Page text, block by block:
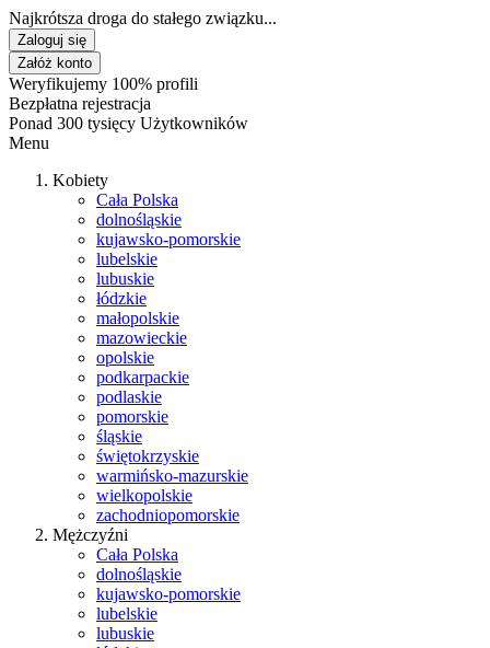
Najkrótsza droga do stałego związku...
Zaloguj się
Załóż konto
Weryfikujemy 100% profili
Bezpłatna rejestracja
Ponad 300 tysięcy Użytkowników
Menu
Kobiety
Cała Polska
dolnośląskie
kujawsko-pomorskie
lubelskie
lubuskie
łódzkie
małopolskie
mazowieckie
opolskie
podkarpackie
podlaskie
pomorskie
śląskie
świętokrzyskie
warmińsko-mazurskie
wielkopolskie
zachodniopomorskie
Mężczyźni
Cała Polska
dolnośląskie
kujawsko-pomorskie
lubelskie
lubuskie